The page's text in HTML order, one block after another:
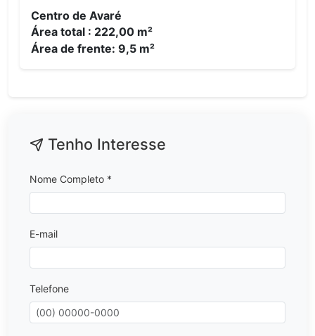
Centro de Avaré
Área total : 222,00 m²
Área de frente: 9,5 m²
Tenho Interesse
Nome Completo *
E-mail
Telefone